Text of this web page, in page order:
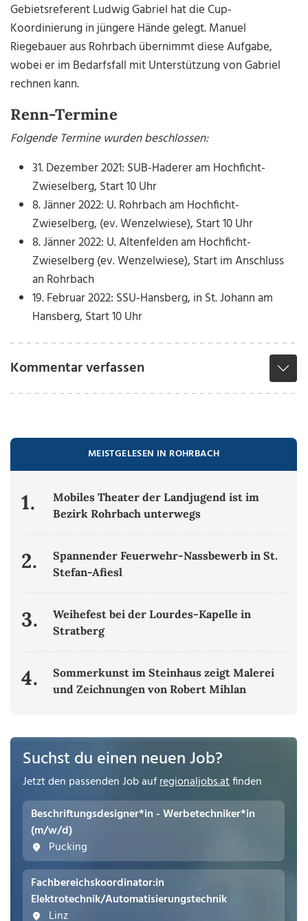
Gebietsreferent Ludwig Gabriel hat die Cup-
Koordinierung in jüngere Hände gelegt. Manuel
Riegebauer aus Rohrbach übernimmt diese Aufgabe,
wobei er im Bedarfsfall mit Unterstützung von Gabriel
rechnen kann.
Renn-Termine
Folgende Termine wurden beschlossen:
31. Dezember 2021: SUB-Haderer am Hochficht-
Zwieselberg, Start 10 Uhr
8. Jänner 2022: U. Rohrbach am Hochficht-
Zwieselberg, (ev. Wenzelwiese), Start 10 Uhr
8. Jänner 2022: U. Altenfelden am Hochficht-
Zwieselberg (ev. Wenzelwiese), Start im Anschluss
an Rohrbach
19. Februar 2022: SSU-Hansberg, in St. Johann am
Hansberg, Start 10 Uhr
Kommentar verfassen
MEISTGELESEN IN ROHRBACH
1.
Mobiles Theater der Landjugend ist im
Bezirk Rohrbach unterwegs
2.
Spannender Feuerwehr-Nassbewerb in St.
Stefan-Afiesl
3.
Weihefest bei der Lourdes-Kapelle in
Stratberg
4.
Sommerkunst im Steinhaus zeigt Malerei
und Zeichnungen von Robert Mihlan
Suchst du einen neuen Job?
Jetzt den passenden Job aufregionaljobs.atfinden
Beschriftungsdesigner*in - Werbetechniker*in
(m/w/d)
Pucking
Fachbereichskoordinator:in
Elektrotechnik/Automatisierungstechnik
Linz